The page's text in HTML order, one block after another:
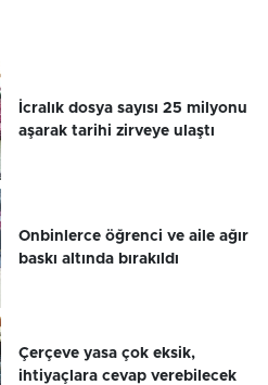
İcralık dosya sayısı 25 milyonu
aşarak tarihi zirveye ulaştı
Onbinlerce öğrenci ve aile ağır
baskı altında bırakıldı
Çerçeve yasa çok eksik,
ihtiyaçlara cevap verebilecek